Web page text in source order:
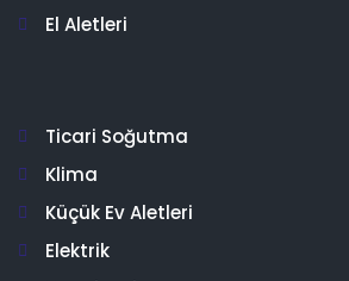
El Aletleri
Ticari Soğutma
Klima
Küçük Ev Aletleri
Elektrik